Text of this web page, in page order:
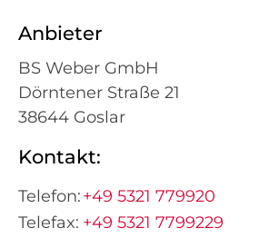
Anbieter
BS Weber GmbH
Dörntener Straße 21
38644 Goslar
Kontakt:
Telefon:+49 5321 779920
Telefax: +49 5321 7799229